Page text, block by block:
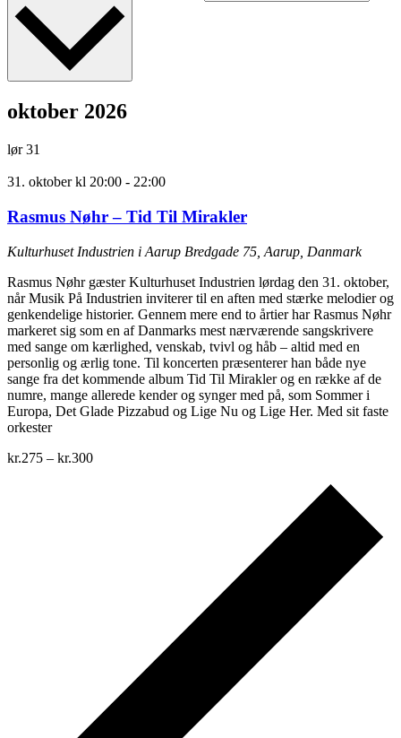
oktober 2026
lør31
31. oktober kl 20:00 - 22:00
Rasmus Nøhr – Tid Til Mirakler
Kulturhuset Industrien i Aarup Bredgade 75, Aarup, Danmark
Rasmus Nøhr gæster Kulturhuset Industrien lørdag den 31. oktober,
når Musik På Industrien inviterer til en aften med stærke melodier og
genkendelige historier. Gennem mere end to årtier har Rasmus Nøhr
markeret sig som en af Danmarks mest nærværende sangskrivere
med sange om kærlighed, venskab, tvivl og håb – altid med en
personlig og ærlig tone. Til koncerten præsenterer han både nye
sange fra det kommende album Tid Til Mirakler og en række af de
numre, mange allerede kender og synger med på, som Sommer i
Europa, Det Glade Pizzabud og Lige Nu og Lige Her. Med sit faste
orkester
kr.275 – kr.300